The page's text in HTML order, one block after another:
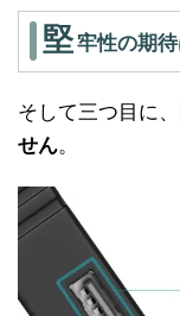
堅牢性の期
そして三つ目に、
せん。